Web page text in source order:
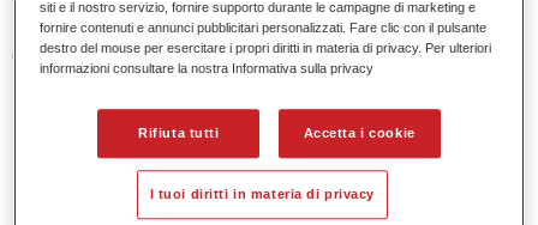
Caratteristiche del prodotto
Colori pastello, metallizzati e perlati.
Eccellenti proprietà di riempimento.
Buona opacità.
Sistema di basi opache a solvente Standox.
Facile da sfumare.
siti e il nostro servizio, fornire supporto durante le campagne di marketing e
fornire contenuti e annunci pubblicitari personalizzati. Fare clic con il pulsante
destro del mouse per esercitare i propri diritti in materia di privacy. Per ulteriori
informazioni consultare la nostra Informativa sulla privacy
Rifiuta tutti Accetta i cookie
I tuoi diritti in materia di privacy